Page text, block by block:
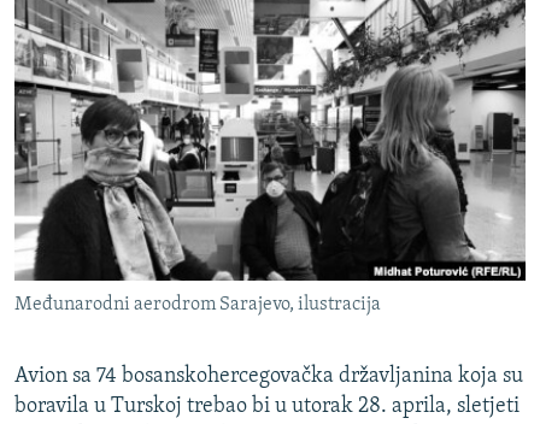
FOTOGALERIJE
INFOGRAFIKE
RAT U UKRAJINI
KINA NA BALKANU
RSE PRIČE IZ SVIJETA
ISPRIČAJ MI
DNEVNO@RSE
SPECIJALI RSE
VIŠE OD NASLOVA
POPLAVE I KLIZIŠTA U BIH 2024.
TV LIBERTY
PRATITE NAS
Sve RFE/RL stranice
Međunarodni aerodrom Sarajevo, ilustracija
Avion sa 74 bosanskohercegovačka državljanina koja su
boravila u Turskoj trebao bi u utorak 28. aprila, sletjeti